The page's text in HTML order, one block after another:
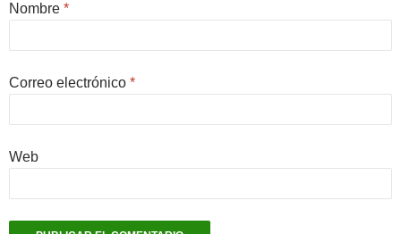
Nombre *
Correo electrónico *
Web